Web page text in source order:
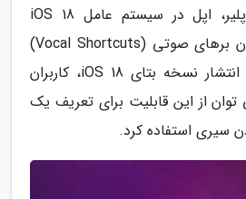
به گزارش مجله مدیاپلیر، اپل در سیستم عامل iOS 18
قابلیت نوی به نام میان برهای صوتی (Vocal Shortcuts)
اضافه نموده است. با انتشار نسخه بتای iOS 18، کاربران
از این قابلیت برای تعریف یک
سیری استفاده کرد.